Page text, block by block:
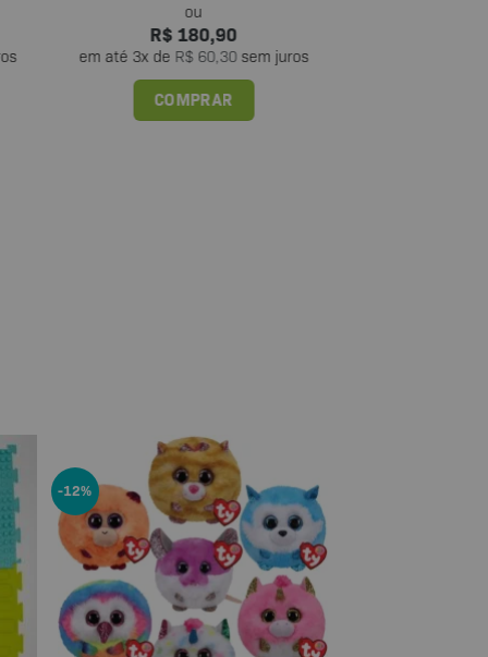
R$ 180,90
em até 3x de R$60,30sem juros
COMPRAR
-12%